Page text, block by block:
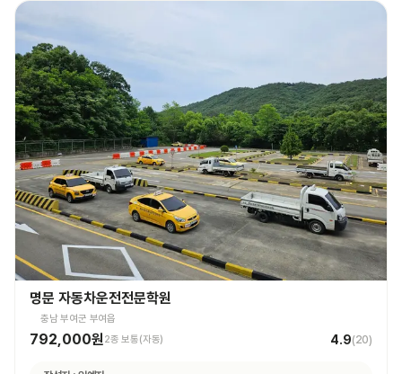
명문 자동차운전전문학원
충남 부여군 부여읍
792,000원 2종 보통(자동) 4.9(20)